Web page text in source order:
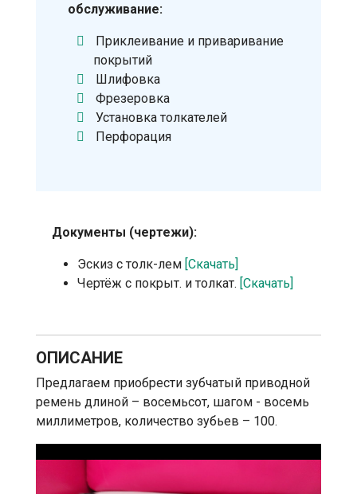
обслуживание:
Приклеивание и приваривание
покрытий
Шлифовка
Фрезеровка
Установка толкателей
Перфорация
Документы (чертежи):
Эскиз с толк-лем [Скачать]
Чертёж с покрыт. и толкат. [Скачать]
ОПИСАНИЕ
Предлагаем приобрести зубчатый приводной
ремень длиной – восемьсот, шагом - восемь
миллиметров, количество зубьев – 100.